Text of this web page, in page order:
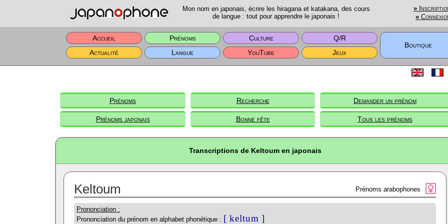
Mon nom en japonais, écrire les hiragana et katakana, des cours
de langue : tout pour apprendre le japonais !
»
»
Accueil Prénoms Culture
Q/R
Boutique
Actualité
Langue YouTube Jeux
Prénoms Recherche Demander un prénom
Prénoms japonais Bonne fête Tous les prénoms
Transcriptions de Keltoum en japonais
Keltoum Prénoms arabophones
Prononciation :
Prononciation du prénom en alphabet phonétique : [ keltum ]